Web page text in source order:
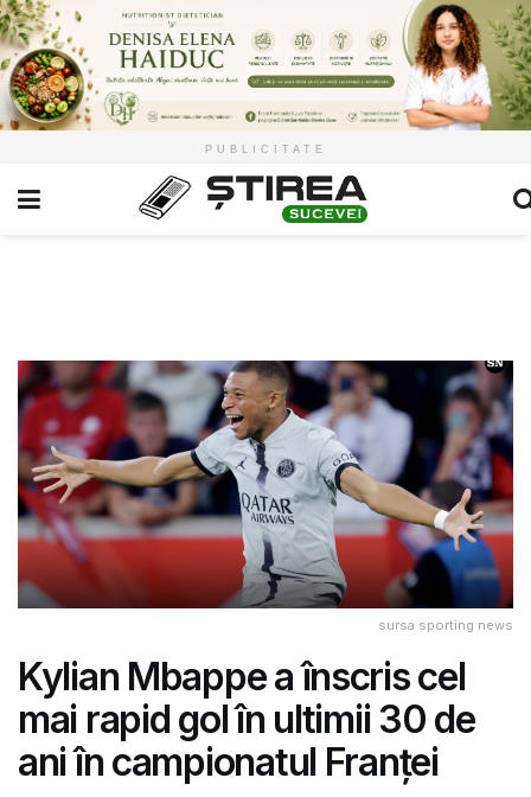
PUBLICITATE
sursa sporting news
Kylian Mbappe a înscris cel
mai rapid gol în ultimii 30 de
ani în campionatul Franței